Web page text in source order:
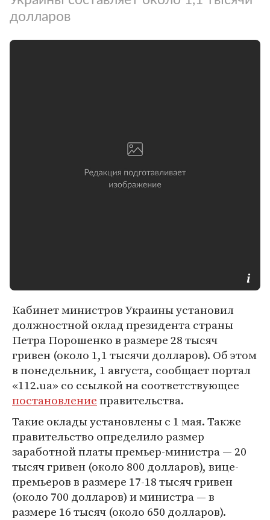
долларов
Кабинет министров Украины установил
должностной оклад президента страны
Петра Порошенко в размере 28 тысяч
гривен (около 1,1 тысячи долларов). Об этом
в понедельник, 1 августа, сообщает портал
«112.ua» со ссылкой на соответствующее
постановлениеправительства.
Такие оклады установлены с 1 мая. Также
правительство определило размер
заработной платы премьер-министра — 20
тысяч гривен (около 800 долларов), вице-
премьеров в размере 17-18 тысяч гривен
(около 700 долларов) и министра — в
размере 16 тысяч (около 650 долларов).